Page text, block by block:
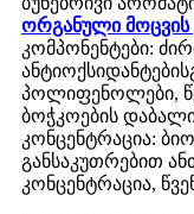
ორგანული მოცვის
კომპონენტები:
პოლიფენოლები,
ბოჭკოების
კონცენტრაცია:
განსაკუთრებით
კონცენტრაცია,